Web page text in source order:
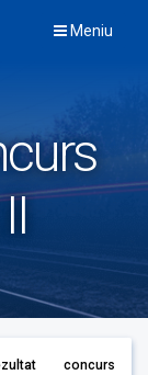
Meniu
concurs